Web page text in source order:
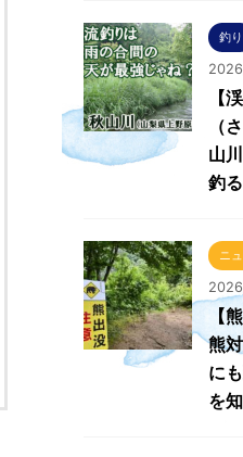
釣り
【
（
山
釣
ニ
【
熊
に
を